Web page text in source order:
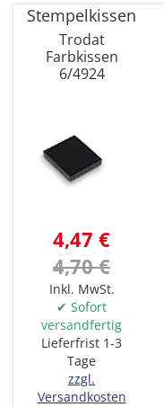
Stempelkissen
Trodat
Farbkissen
6/4924
4,47 €
4,70 €
Inkl. MwSt.
✔ Sofort
versandfertig
Lieferfrist 1-3
Tage
zzgl.
Versandkosten